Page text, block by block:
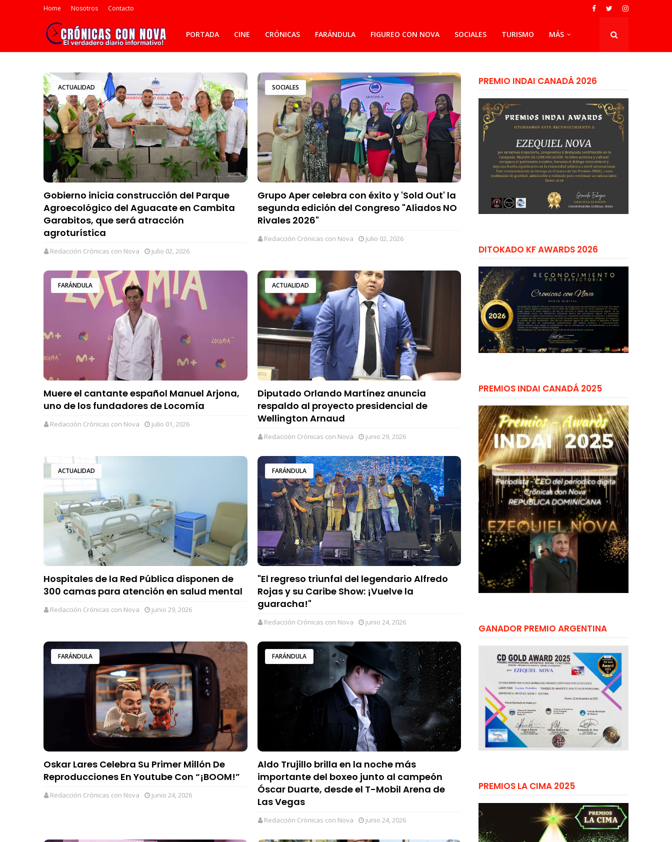
Home Nosotros Contacto
PORTADA CINE CRÓNICAS FARÁNDULA FIGUREO CON NOVA SOCIALES TURISMO MÁS
ACTUALIDAD
Gobierno inicia construcción del Parque
Agroecológico del Aguacate en Cambita
Garabitos, que será atracción
agroturística
Redacción Crónicas con Nova julio 02, 2026
SOCIALES
Grupo Aper celebra con éxito y 'Sold Out' la
segunda edición del Congreso "Aliados NO
Rivales 2026"
Redacción Crónicas con Nova julio 02, 2026
FARÁNDULA
Muere el cantante español Manuel Arjona,
uno de los fundadores de Locomía
Redacción Crónicas con Nova julio 01, 2026
ACTUALIDAD
Diputado Orlando Martínez anuncia
respaldo al proyecto presidencial de
Wellington Arnaud
Redacción Crónicas con Nova junio 29, 2026
ACTUALIDAD
Hospitales de la Red Pública disponen de
300 camas para atención en salud mental
Redacción Crónicas con Nova junio 29, 2026
FARÁNDULA
"El regreso triunfal del legendario Alfredo
Rojas y su Caribe Show: ¡Vuelve la
guaracha!"
Redacción Crónicas con Nova junio 24, 2026
FARÁNDULA
Oskar Lares Celebra Su Primer Millón De
Reproducciones En Youtube Con “¡BOOM!”
Redacción Crónicas con Nova junio 24, 2026
FARÁNDULA
Aldo Trujillo brilla en la noche más
importante del boxeo junto al campeón
Óscar Duarte, desde el T-Mobil Arena de
Las Vegas
Redacción Crónicas con Nova junio 24, 2026
PREMIO INDAI CANADÁ 2026
DITOKADO KF AWARDS 2026
PREMIOS INDAI CANADÁ 2025
GANADOR PREMIO ARGENTINA
PREMIOS LA CIMA 2025